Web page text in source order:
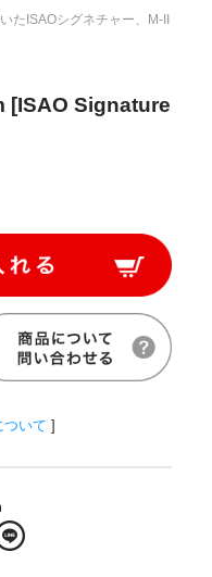
たISAOシグネチャー、M-II
[ISAO Signature
ついて ]